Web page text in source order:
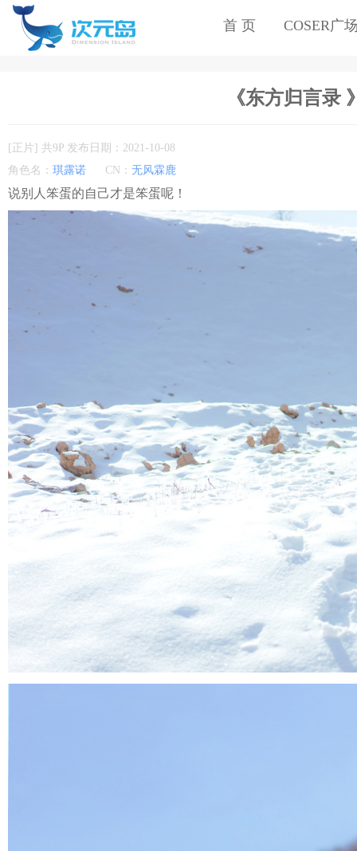
首 页 COSER广
《东方归言录
[正片] 共9P 发布日期：2021-10-08
角色名： 琪露诺 CN： 无风霖鹿
说别人笨蛋的自己才是笨蛋呢！